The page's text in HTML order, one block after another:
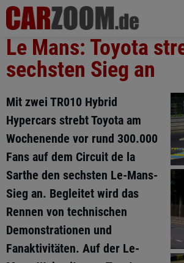
Le Mans: Toyota
sechsten Sieg an
Mit zwei TR010 Hybrid
Hypercars strebt Toyota am
Wochenende vor rund 300.000
Fans auf dem Circuit de la
Sarthe den sechsten Le-Mans-
Sieg an. Begleitet wird das
Rennen von technischen
Demonstrationen und
Fanaktivitäten. Auf der Le-